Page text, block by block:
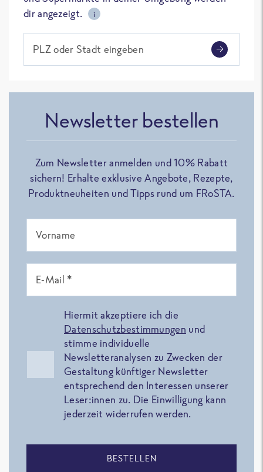
dir angezeigt.
i
PLZ oder Stadt eingeben
Newsletter bestellen
Zum Newsletter anmelden und 10% Rabatt
sichern! Erhalte exklusive Angebote, Rezepte,
Produktneuheiten und Tipps rund um FRoSTA.
Vorname
E-Mail *
Hiermit akzeptiere ich die
Datenschutzbestimmungen und
stimme individuelle
Newsletteranalysen zu Zwecken der
Gestaltung künftiger Newsletter
entsprechend den Interessen unserer
Leser:innen zu. Die Einwilligung kann
jederzeit widerrufen werden.
BESTELLEN